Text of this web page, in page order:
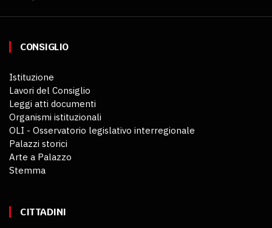
CONSIGLIO
Istituzione
Lavori del Consiglio
Leggi atti documenti
Organismi istituzionali
OLI - Osservatorio legislativo interregionale
Palazzi storici
Arte a Palazzo
Stemma
CITTADINI